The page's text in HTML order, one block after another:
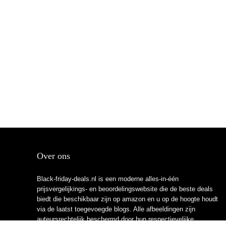
Over ons
Black-friday-deals.nl is een moderne alles-in-één
prijsvergelijkings- en beoordelingswebsite die de beste deals
biedt die beschikbaar zijn op amazon en u op de hoogte houdt
via de laatst toegevoegde blogs. Alle afbeeldingen zijn
auteursrechtelijk beschermd door hun respectievelijke